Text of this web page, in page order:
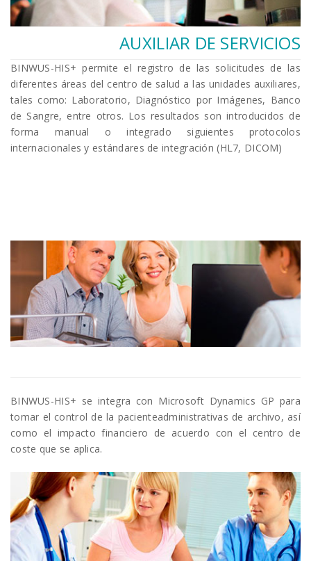
AUXILIAR DE SERVICIOS
BINWUS-HIS+ permite el registro de las solicitudes de las
diferentes áreas del centro de salud a las unidades auxiliares,
tales como: Laboratorio, Diagnóstico por Imágenes, Banco
de Sangre, entre otros. Los resultados son introducidos de
forma manual o integrado siguientes protocolos
internacionales y estándares de integración (HL7, DICOM)
BINWUS-HIS+ se integra con Microsoft Dynamics GP para
tomar el control de la pacienteadministrativas de archivo, así
como el impacto financiero de acuerdo con el centro de
coste que se aplica.